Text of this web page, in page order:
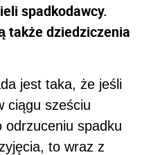
spadkodawcy.
także dziedziczenia
jest taka, że jeśli
ciągu sześciu
odrzuceniu spadku
to wraz z